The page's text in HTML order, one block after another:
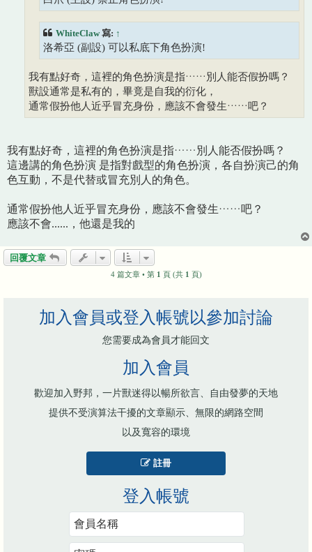
WhiteClaw寫: ↑
洛希亞 (副設) 可以私底下角色扮演!
我有點好奇，這裡的角色扮演是指……別人能否假扮嗎？
獸設通常是私有的，畢竟是自我的衍化，
通常假扮他人近乎冒充身份，應該不會發生……吧？
我有點好奇，這裡的角色扮演是指……別人能否假扮嗎？
這邊講的角色扮演 是指對戲型的角色扮演，各自扮演己的角
色互動，不是代替或冒充別人的角色。
通常假扮他人近乎冒充身份，應該不會發生……吧？
應該不會......，他還是我的
回覆文章
4 篇文章 • 第 1 頁 (共 1 頁)
加入會員或登入帳號以參加討論
您需要成為會員才能回文
加入會員
歡迎加入野邦，一片獸迷得以暢所欲言、自由發夢的天地
提供不受演算法干擾的文章顯示、無限的網路空間
以及寬容的環境
註冊
登入帳號